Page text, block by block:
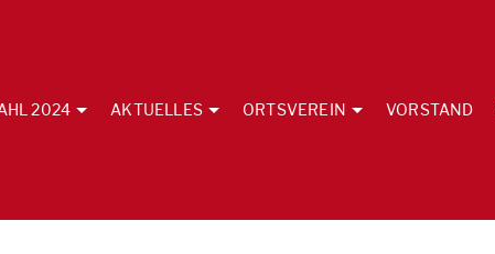
2024 AKTUELLES ORTSVEREIN VORSTAND